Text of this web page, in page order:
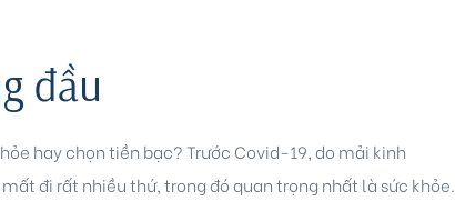
đầu
hay chọn tiền bạc? Trước Covid-19, do mải kinh
đi rất nhiều thứ, trong đó quan trọng nhất là sức khỏe.